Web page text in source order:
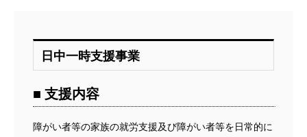
日中一時支援事業
■ 支援内容
障がい者等の家族の就労支援及び障がい者等を日常的に